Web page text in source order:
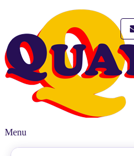
Menu